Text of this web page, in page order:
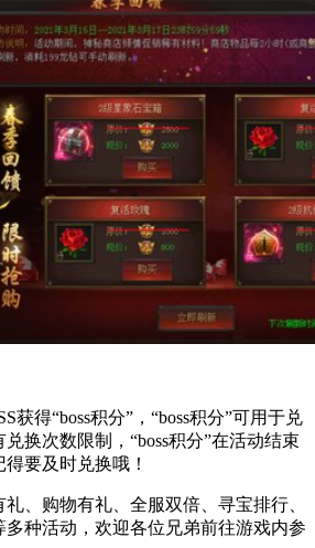
获得“boss积分”，“boss积分”可用于兑
换次数限制，“boss积分”在活动结束
要及时兑换哦！
、购物有礼、全服双倍、寻宝排行、
种活动，欢迎各位兄弟前往游戏内参